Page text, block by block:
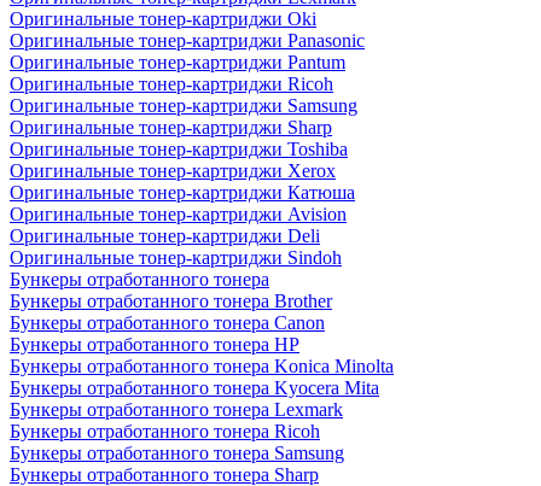
Оригинальные тонер-картриджи Oki
Оригинальные тонер-картриджи Panasonic
Оригинальные тонер-картриджи Pantum
Оригинальные тонер-картриджи Ricoh
Оригинальные тонер-картриджи Samsung
Оригинальные тонер-картриджи Sharp
Оригинальные тонер-картриджи Toshiba
Оригинальные тонер-картриджи Xerox
Оригинальные тонер-картриджи Катюша
Оригинальные тонер-картриджи Avision
Оригинальные тонер-картриджи Deli
Оригинальные тонер-картриджи Sindoh
Бункеры отработанного тонера
Бункеры отработанного тонера Brother
Бункеры отработанного тонера Canon
Бункеры отработанного тонера HP
Бункеры отработанного тонера Konica Minolta
Бункеры отработанного тонера Kyocera Mita
Бункеры отработанного тонера Lexmark
Бункеры отработанного тонера Ricoh
Бункеры отработанного тонера Samsung
Бункеры отработанного тонера Sharp